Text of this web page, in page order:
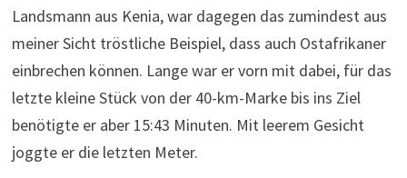
Landsmann aus Kenia, war dagegen das zumindest aus
meiner Sicht tröstliche Beispiel, dass auch Ostafrikaner
einbrechen können. Lange war er vorn mit dabei, für das
letzte kleine Stück von der 40-km-Marke bis ins Ziel
benötigte er aber 15:43 Minuten. Mit leerem Gesicht
joggte er die letzten Meter.